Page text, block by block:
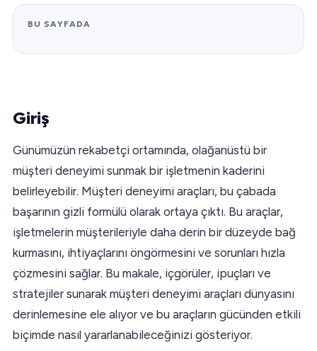
BU SAYFADA
Giriş
Günümüzün rekabetçi ortamında, olağanüstü bir
müşteri deneyimi sunmak bir işletmenin kaderini
belirleyebilir. Müşteri deneyimi araçları, bu çabada
başarının gizli formülü olarak ortaya çıktı. Bu araçlar,
işletmelerin müşterileriyle daha derin bir düzeyde bağ
kurmasını, ihtiyaçlarını öngörmesini ve sorunları hızla
çözmesini sağlar. Bu makale, içgörüler, ipuçları ve
stratejiler sunarak müşteri deneyimi araçları dünyasını
derinlemesine ele alıyor ve bu araçların gücünden etkili
biçimde nasıl yararlanabileceğinizi gösteriyor.